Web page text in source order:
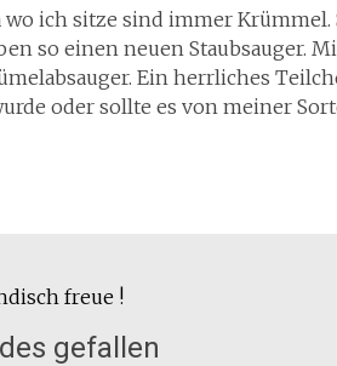
ich sitze sind immer Krümmel.
so einen neuen Staubsauger.
Ein herrliches
oder sollte es von meiner
freue !
gefallen